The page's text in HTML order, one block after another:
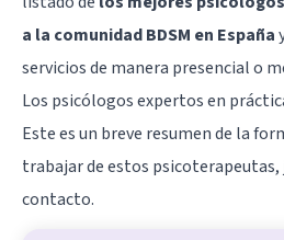
a la comunidad BDSM en España
servicios de manera presencial o
Los psicólogos expertos en
Este es un breve resumen de la
trabajar de estos psicoterapeutas,
contacto.